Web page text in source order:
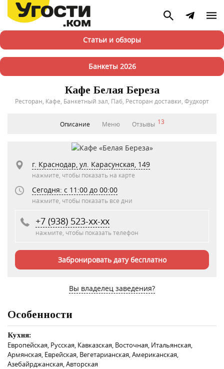
Статьи и обзоры
Банкеты 2026
Кафе Белая Береза
Ресторан, Кафе, Банкетный зал, Паб, Ресторан доставки, Фудкорт
Описание Меню Отзывы 13
г. Краснодар, ул. Карасунская, 149
нажмите, чтобы показать на карте
Сегодня: c 11:00 до 00:00
нажмите, чтобы показать все дни
+7 (938) 523-xx-xx
нажмите, чтобы показать телефон
Забронировать дату бесплатно
Вы владелец заведения?
Особенности
Кухня:
Европейская, Русская, Кавказская, Восточная, Итальянская,
Армянская, Еврейская, Вегетарианская, Американская,
Азебайрджанская, Авторская